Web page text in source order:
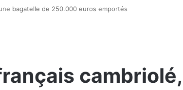
bagatelle de 250.000 euros emportés
cambriolé,